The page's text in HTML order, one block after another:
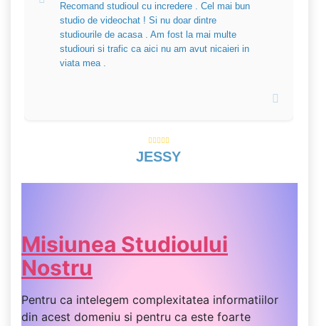
Recomand studioul cu incredere . Cel mai bun
studio de videochat ! Si nu doar dintre
studiourile de acasa . Am fost la mai multe
studiouri si trafic ca aici nu am avut nicaieri in
viata mea .
JESSY
Misiunea Studioului
Nostru
Pentru ca intelegem complexitatea informatiilor
din acest domeniu si pentru ca este foarte